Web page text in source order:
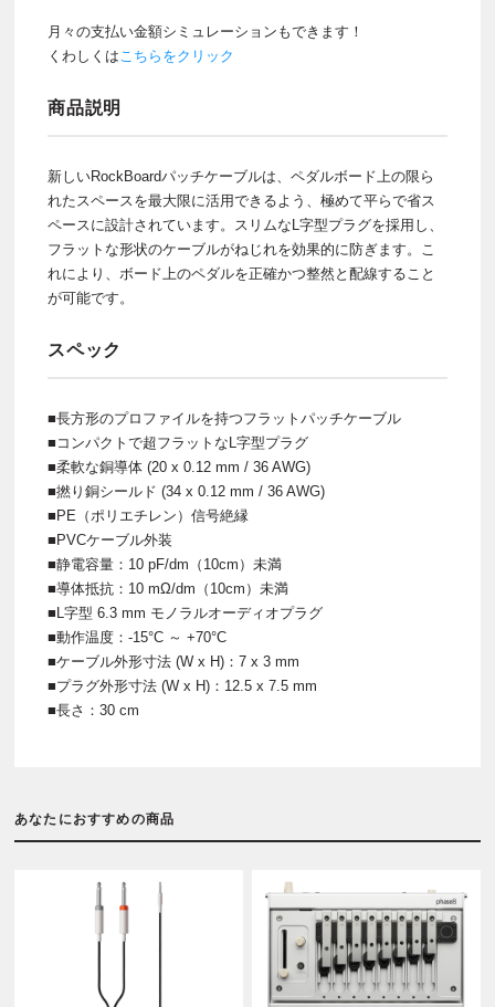
月々の支払い金額シミュレーションもできます！
くわしくは こちらをクリック
商品説明
新しいRockBoardパッチケーブルは、ペダルボード上の限ら
れたスペースを最大限に活用できるよう、極めて平らで省ス
ペースに設計されています。スリムなL字型プラグを採用し、
フラットな形状のケーブルがねじれを効果的に防ぎます。こ
れにより、ボード上のペダルを正確かつ整然と配線すること
が可能です。
スペック
■長方形のプロファイルを持つフラットパッチケーブル
■コンパクトで超フラットなL字型プラグ
■柔軟な銅導体 (20 x 0.12 mm / 36 AWG)
■撚り銅シールド (34 x 0.12 mm / 36 AWG)
■PE（ポリエチレン）信号絶縁
■PVCケーブル外装
■静電容量：10 pF/dm（10cm）未満
■導体抵抗：10 mΩ/dm（10cm）未満
■L字型 6.3 mm モノラルオーディオプラグ
■動作温度：-15°C ～ +70°C
■ケーブル外形寸法 (W x H)：7 x 3 mm
■プラグ外形寸法 (W x H)：12.5 x 7.5 mm
■長さ：30 cm
あなたにおすすめの商品